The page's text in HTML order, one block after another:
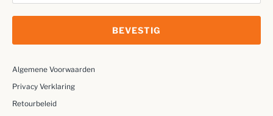
BEVESTIG
Algemene Voorwaarden
Privacy Verklaring
Retourbeleid